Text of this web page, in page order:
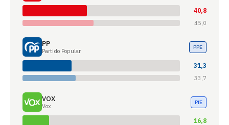
40,8
45,0
PP
Partido Popular
PPE
31,3
33,7
VOX
Vox
PfE
16,8